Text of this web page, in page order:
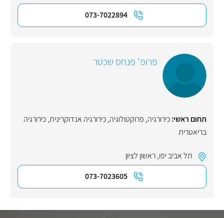
073-7022894
פרופ' פנחס שכטר
תחום ראשי:כירורגיה, פרוקטולוגיה,כירורגיה אנדוקרינית,כירורגיה
בריאטרית
תל אביב יפו,ראשון לציון
073-7023605